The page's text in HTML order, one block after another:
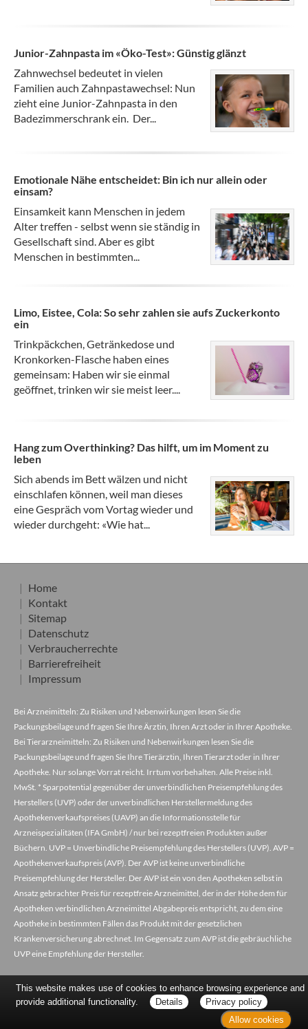
Junior-Zahnpasta im «Öko-Test»: Günstig glänzt
Zahnwechsel bedeutet in vielen
Familien auch Zahnpastawechsel: Nun
zieht eine Junior-Zahnpasta in den
Badezimmerschrank ein. Der...
Emotionale Nähe entscheidet: Bin ich nur allein oder
einsam?
Einsamkeit kann Menschen in jedem
Alter treffen - selbst wenn sie ständig in
Gesellschaft sind. Aber es gibt
Menschen in bestimmten...
Limo, Eistee, Cola: So sehr zahlen sie aufs Zuckerkonto
ein
Trinkpäckchen, Getränkedose und
Kronkorken-Flasche haben eines
gemeinsam: Haben wir sie einmal
geöffnet, trinken wir sie meist leer....
Hang zum Overthinking? Das hilft, um im Moment zu
leben
Sich abends im Bett wälzen und nicht
einschlafen können, weil man dieses
eine Gespräch vom Vortag wieder und
wieder durchgeht: «Wie hat...
Home
Kontakt
Sitemap
Datenschutz
Verbraucherrechte
Barrierefreiheit
Impressum
Bei Arzneimitteln: Zu Risiken und Nebenwirkungen lesen Sie die
Packungsbeilage und fragen Sie Ihre Ärztin, Ihren Arzt oder in Ihrer Apotheke.
Bei Tierarzneimitteln: Zu Risiken und Nebenwirkungen lesen Sie die
Packungsbeilage und fragen Sie Ihre Tierärztin, Ihren Tierarzt oder in Ihrer
Apotheke. Nur solange Vorrat reicht. Irrtum vorbehalten. Alle Preise inkl.
MwSt. * Sparpotential gegenüber der unverbindlichen Preisempfehlung des
Herstellers (UVP) oder der unverbindlichen Herstellermeldung des
Apothekenverkaufspreises (UAVP) an die Informationsstelle für
Arzneispezialitäten (IFA GmbH) / nur bei rezeptfreien Produkten außer
Büchern. UVP = Unverbindliche Preisempfehlung des Herstellers (UVP). AVP =
Apothekenverkaufspreis (AVP). Der AVP ist keine unverbindliche
Preisempfehlung der Hersteller. Der AVP ist ein von den Apotheken selbst in
Ansatz gebrachter Preis für rezeptfreie Arzneimittel, der in der Höhe dem für
Apotheken verbindlichen Arzneimittel Abgabepreis entspricht, zu dem eine
Apotheke in bestimmten Fällen das Produkt mit der gesetzlichen
Krankenversicherung abrechnet. Im Gegensatz zum AVP ist die gebräuchliche
UVP eine Empfehlung der Hersteller.
This website makes use of cookies to enhance browsing experience and
provide additional functionality.
Details
Privacy policy
Allow cookies